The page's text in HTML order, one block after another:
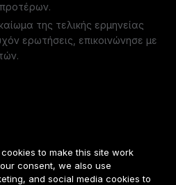
της τελικής ερμηνείας
ερωτήσεις, επικοινώνησε με
to make this site work
consent, we also use
and social media cookies to